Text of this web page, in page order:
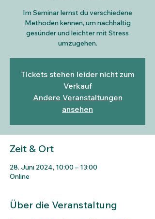
Im Seminar lernst du verschiedene
Methoden kennen, um nachhaltig
gesünder und leichter mit Stress
umzugehen.
Tickets stehen leider nicht zum
Verkauf
Andere Veranstaltungen
ansehen
Zeit & Ort
28. Juni 2024, 10:00 – 13:00
Online
Über die Veranstaltung